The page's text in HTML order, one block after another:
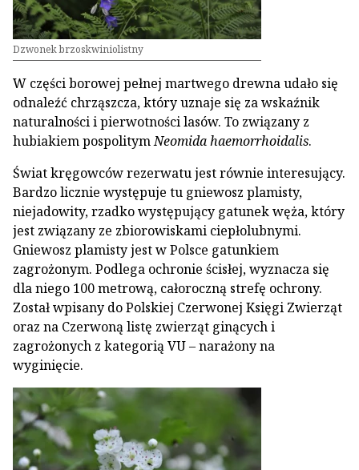
Dzwonek brzoskwiniolistny
W części borowej pełnej martwego drewna udało się
odnaleźć chrząszcza, który uznaje się za wskaźnik
naturalności i pierwotności lasów. To związany z
hubiakiem pospolitymNeomida haemorrhoidalis.
Świat kręgowców rezerwatu jest równie interesujący.
Bardzo licznie występuje tu gniewosz plamisty,
niejadowity, rzadko występujący gatunek węża, który
jest związany ze zbiorowiskami ciepłolubnymi.
Gniewosz plamisty jest w Polsce gatunkiem
zagrożonym. Podlega ochronie ścisłej, wyznacza się
dla niego 100 metrową, całoroczną strefę ochrony.
Został wpisany do Polskiej Czerwonej Księgi Zwierząt
oraz na Czerwoną listę zwierząt ginących i
zagrożonych z kategorią VU – narażony na
wyginięcie.